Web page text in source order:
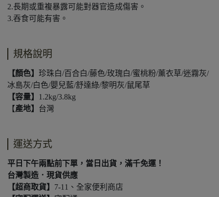
2.長期或重複暴露可能對器官造成傷害。
3.吞食可能有害。
規格說明
【顏色】 珍珠白/百合白/藤色/玫瑰白/蜜桃粉/薰衣草/迷霧灰/
冰島灰/白色/嬰兒藍/舒達綠/黎明灰/鼠尾草
【容量】 1.2kg/3.8kg
【產地】 台灣
運送方式
平日下午兩點前下單，當日出貨，滿千免運！
台灣製造．現貨供應
【超商取貨】 7-11、全家便利商店